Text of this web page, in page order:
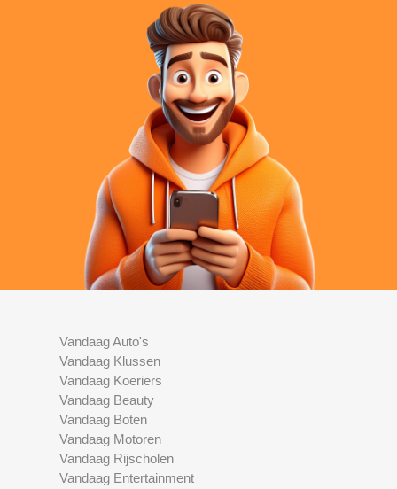
Vandaag Auto's
Vandaag Klussen
Vandaag Koeriers
Vandaag Beauty
Vandaag Boten
Vandaag Motoren
Vandaag Rijscholen
Vandaag Entertainment